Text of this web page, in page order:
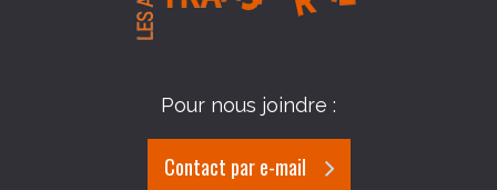
Pour nous joindre :
Contact par e-mail